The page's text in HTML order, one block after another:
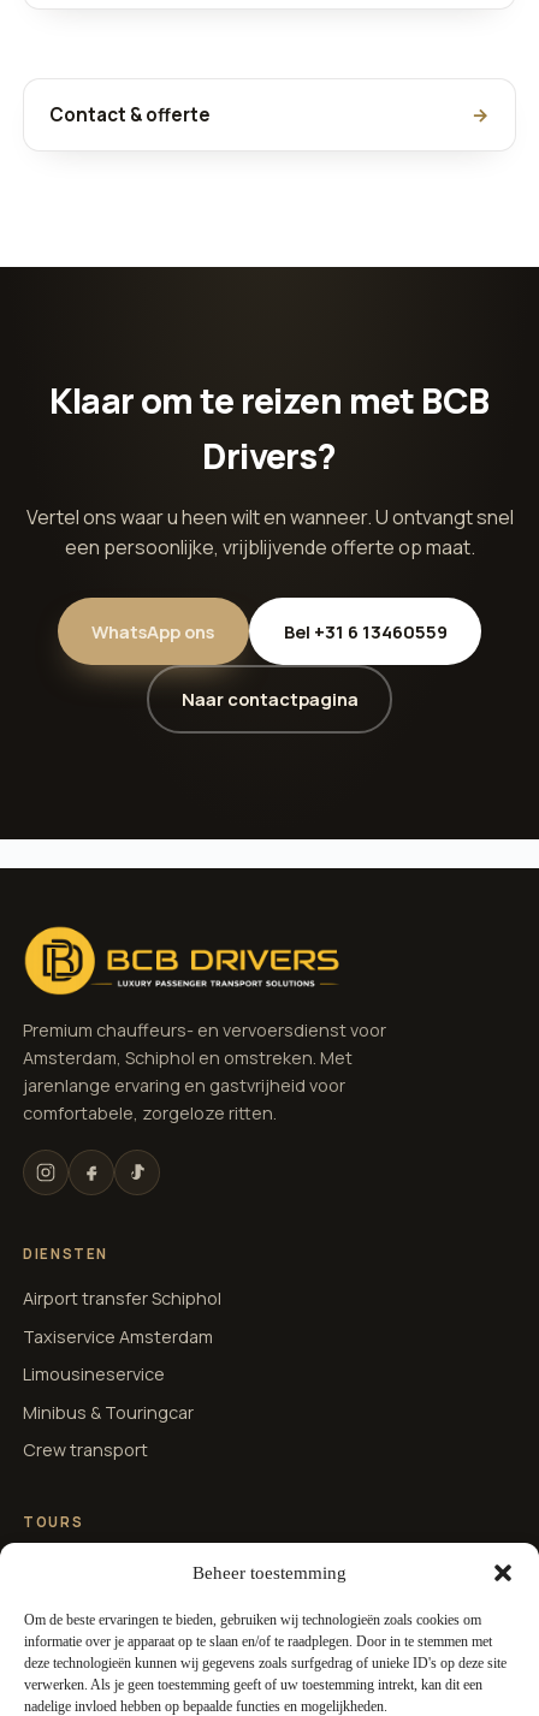
Beheer toestemming
Om de beste ervaringen te bieden, gebruiken wij technologieën zoals cookies om
informatie over je apparaat op te slaan en/of te raadplegen. Door in te stemmen met
deze technologieën kunnen wij gegevens zoals surfgedrag of unieke ID's op deze site
verwerken. Als je geen toestemming geeft of uw toestemming intrekt, kan dit een
nadelige invloed hebben op bepaalde functies en mogelijkheden.
Contact & offerte →
Klaar om te reizen met BCB
Drivers?
Vertel ons waar u heen wilt en wanneer. U ontvangt snel
een persoonlijke, vrijblijvende offerte op maat.
WhatsApp ons Bel +31 6 13460559
Naar contactpagina
Premium chauffeurs- en vervoersdienst voor
Amsterdam, Schiphol en omstreken. Met
jarenlange ervaring en gastvrijheid voor
comfortabele, zorgeloze ritten.
DIENSTEN
Airport transfer Schiphol
Taxiservice Amsterdam
Limousineservice
Minibus & Touringcar
Crew transport
TOURS
Keukenhof
Giethoorn